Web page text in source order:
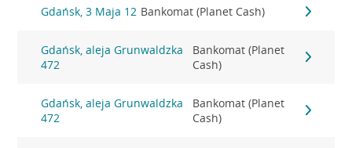
Gdańsk, 3 Maja 12 Bankomat (Planet Cash)
Gdańsk, aleja Grunwaldzka
472
Bankomat (Planet
Cash)
Gdańsk, aleja Grunwaldzka
472
Bankomat (Planet
Cash)